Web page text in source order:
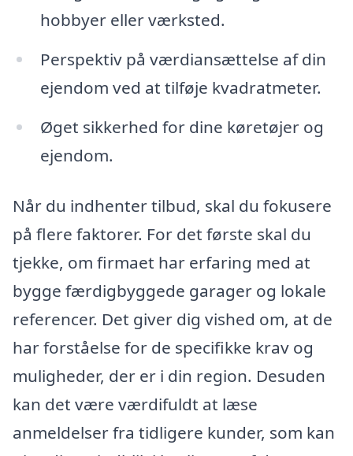
hobbyer eller værksted.
Perspektiv på værdiansættelse af din
ejendom ved at tilføje kvadratmeter.
Øget sikkerhed for dine køretøjer og
ejendom.
Når du indhenter tilbud, skal du fokusere
på flere faktorer. For det første skal du
tjekke, om firmaet har erfaring med at
bygge færdigbyggede garager og lokale
referencer. Det giver dig vished om, at de
har forståelse for de specifikke krav og
muligheder, der er i din region. Desuden
kan det være værdifuldt at læse
anmeldelser fra tidligere kunder, som kan